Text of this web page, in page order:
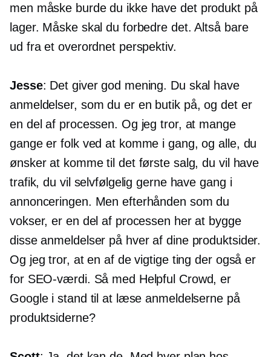
men måske burde du ikke have det produkt på
lager. Måske skal du forbedre det. Altså bare
ud fra et overordnet perspektiv.
Jesse: Det giver god mening. Du skal have
anmeldelser, som du er en butik på, og det er
en del af processen. Og jeg tror, ​​at mange
gange er folk ved at komme i gang, og alle, du
ønsker at komme til det første salg, du vil have
trafik, du vil selvfølgelig gerne have gang i
annonceringen. Men efterhånden som du
vokser, er en del af processen her at bygge
disse anmeldelser på hver af dine produktsider.
Og jeg tror, ​​at en af ​​de vigtige ting der også er
for SEO-værdi. Så med Helpful Crowd, er
Google i stand til at læse anmeldelserne på
produktsiderne?